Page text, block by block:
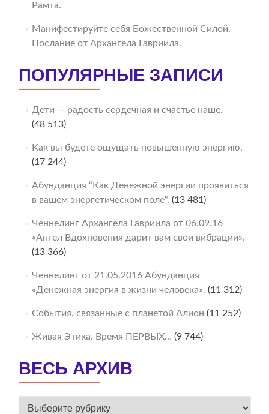
Рамта.
Манифестируйте себя Божественной Силой.
Послание от Архангела Гавриила.
ПОПУЛЯРНЫЕ ЗАПИСИ
Дети — радость сердечная и счастье наше.
(48 513)
Как вы будете ощущать повышенную энергию.
(17 244)
Абунданция “Как Денежной энергии проявиться
в вашем энергетическом поле“. (13 481)
Ченнелинг Архангела Гавриила от 06.09.16
«Ангел Вдохновения дарит вам свои вибрации».
(13 366)
Ченнелинг от 21.05.2016 Абунданция
«Денежная энергия в жизни человека». (11 312)
События, связанные с планетой Алион (11 252)
Живая Этика. Время ПЕРВЫХ… (9 744)
ВЕСЬ АРХИВ
ВЕСЬ